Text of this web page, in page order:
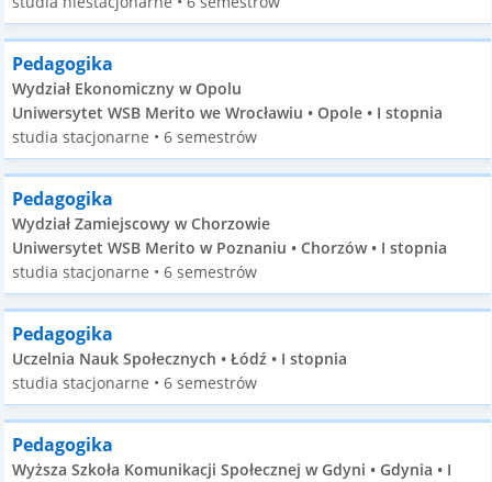
Pedagogika
Wydział Ekonomiczny w Opolu
Uniwersytet WSB Merito we Wrocławiu • Opole • I stopnia
studia stacjonarne • 6 semestrów
Pedagogika
Wydział Zamiejscowy w Chorzowie
Uniwersytet WSB Merito w Poznaniu • Chorzów • I stopnia
studia stacjonarne • 6 semestrów
Pedagogika
Uczelnia Nauk Społecznych • Łódź • I stopnia
studia stacjonarne • 6 semestrów
Pedagogika
Wyższa Szkoła Komunikacji Społecznej w Gdyni • Gdynia • I